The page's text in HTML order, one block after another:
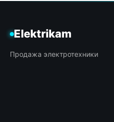
Elektrikam
Продажа электротехники